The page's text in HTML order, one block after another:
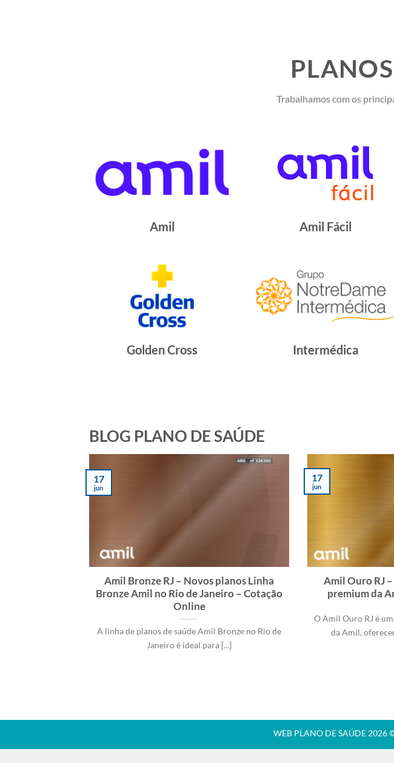
Trabalhamos com os
Amil Amil Fácil
Golden Cross Intermédica
BLOG PLANO DE SAÚDE
Amil Bronze RJ – Novos planos Linha
Bronze Amil no Rio de Janeiro – Cotação
Online
A linha de planos de saúde Amil Bronze no Rio de
Janeiro é ideal para [...]
17
jun
Amil Ouro RJ
premium da
O Amil Ouro RJ é
da Amil,
17
jun
WEB PLANO DE SAÚDE 2026